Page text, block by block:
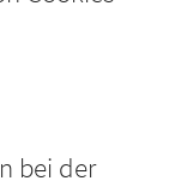
bei der